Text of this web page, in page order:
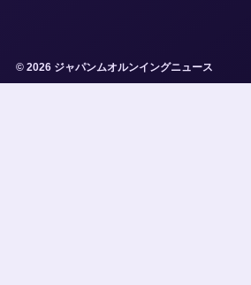
© 2026 ジャパンムオルンイングニュース